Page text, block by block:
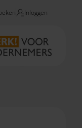
Inloggen
aanpassen?